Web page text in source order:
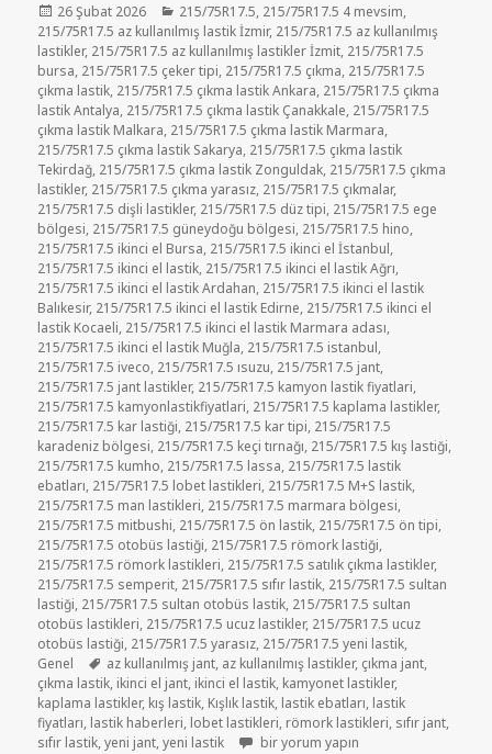
Yayın
tarihi
26 Şubat 2026 Kategoriler
215/75R17.5, 215/75R17.5 4 mevsim,
215/75R17.5 az kullanılmış lastik İzmir, 215/75R17.5 az kullanılmış
lastikler, 215/75R17.5 az kullanılmış lastikler İzmit, 215/75R17.5
bursa, 215/75R17.5 çeker tipi, 215/75R17.5 çıkma, 215/75R17.5
çıkma lastik, 215/75R17.5 çıkma lastik Ankara, 215/75R17.5 çıkma
lastik Antalya, 215/75R17.5 çıkma lastik Çanakkale, 215/75R17.5
çıkma lastik Malkara, 215/75R17.5 çıkma lastik Marmara,
215/75R17.5 çıkma lastik Sakarya, 215/75R17.5 çıkma lastik
Tekirdağ, 215/75R17.5 çıkma lastik Zonguldak, 215/75R17.5 çıkma
lastikler, 215/75R17.5 çıkma yarasız, 215/75R17.5 çıkmalar,
215/75R17.5 dişli lastikler, 215/75R17.5 düz tipi, 215/75R17.5 ege
bölgesi, 215/75R17.5 güneydoğu bölgesi, 215/75R17.5 hino,
215/75R17.5 ikinci el Bursa, 215/75R17.5 ikinci el İstanbul,
215/75R17.5 ikinci el lastik, 215/75R17.5 ikinci el lastik Ağrı,
215/75R17.5 ikinci el lastik Ardahan, 215/75R17.5 ikinci el lastik
Balıkesir, 215/75R17.5 ikinci el lastik Edirne, 215/75R17.5 ikinci el
lastik Kocaeli, 215/75R17.5 ikinci el lastik Marmara adası,
215/75R17.5 ikinci el lastik Muğla, 215/75R17.5 istanbul,
215/75R17.5 iveco, 215/75R17.5 ısuzu, 215/75R17.5 jant,
215/75R17.5 jant lastikler, 215/75R17.5 kamyon lastik fiyatlari,
215/75R17.5 kamyonlastikfiyatlari, 215/75R17.5 kaplama lastikler,
215/75R17.5 kar lastiği, 215/75R17.5 kar tipi, 215/75R17.5
karadeniz bölgesi, 215/75R17.5 keçi tırnağı, 215/75R17.5 kış lastiği,
215/75R17.5 kumho, 215/75R17.5 lassa, 215/75R17.5 lastik
ebatları, 215/75R17.5 lobet lastikleri, 215/75R17.5 M+S lastik,
215/75R17.5 man lastikleri, 215/75R17.5 marmara bölgesi,
215/75R17.5 mitbushi, 215/75R17.5 ön lastik, 215/75R17.5 ön tipi,
215/75R17.5 otobüs lastiği, 215/75R17.5 römork lastiği,
215/75R17.5 römork lastikleri, 215/75R17.5 satılık çıkma lastikler,
215/75R17.5 semperit, 215/75R17.5 sıfır lastik, 215/75R17.5 sultan
lastiği, 215/75R17.5 sultan otobüs lastik, 215/75R17.5 sultan
otobüs lastikleri, 215/75R17.5 ucuz lastikler, 215/75R17.5 ucuz
otobüs lastiği, 215/75R17.5 yarasız, 215/75R17.5 yeni lastik,
Genel
Etiketler
az kullanılmış jant, az kullanılmış lastikler, çıkma jant,
çıkma lastik, ikinci el jant, ikinci el lastik, kamyonet lastikler,
kaplama lastikler, kış lastik, Kışlık lastik, lastik ebatları, lastik
fiyatları, lastik haberleri, lobet lastikleri, römork lastikleri, sıfır jant,
sıfır lastik,yeni jant,yeni lastik 215-75R17.5 İKİNCİ EL ÇIKMA
bir yorum yapın